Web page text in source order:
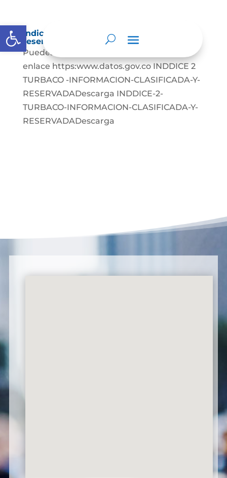
Abrir barra de herramientas
Índice de información clasificada y
reservada
Puedes visitar el siguiente
enlace https:www.datos.gov.co INDDICE 2
TURBACO -INFORMACION-CLASIFICADA-Y-
RESERVADADescarga INDDICE-2-
TURBACO-INFORMACION-CLASIFICADA-Y-
RESERVADADescarga